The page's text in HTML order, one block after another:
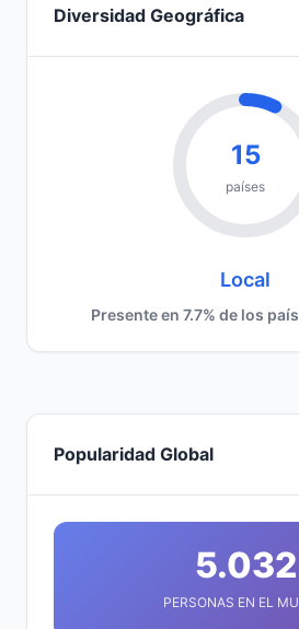
Diversidad Geográfica
15
países
Local
Presente en 7.7% de los
Popularidad Global
5.032
PERSONAS EN EL